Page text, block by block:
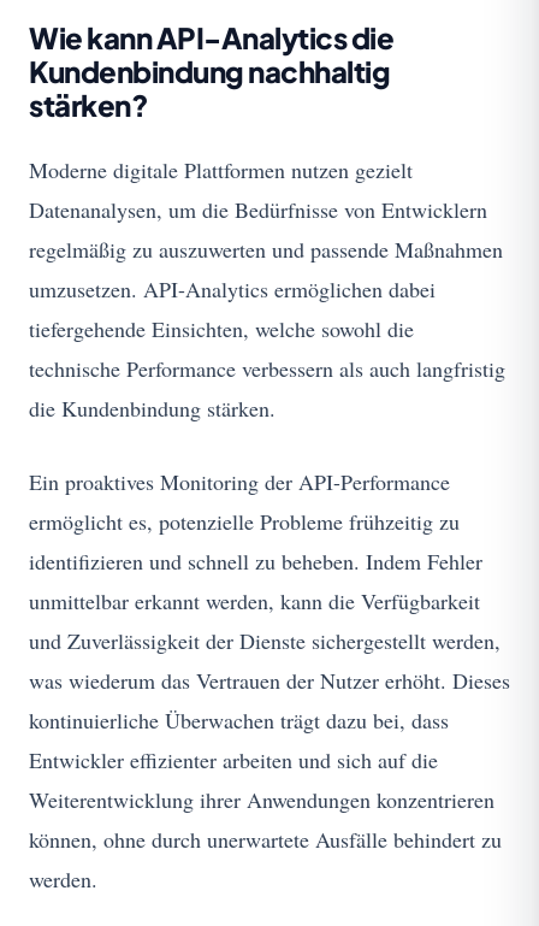
Wie kann API-Analytics die
Kundenbindung nachhaltig
stärken?
Moderne digitale Plattformen nutzen gezielt
Datenanalysen, um die Bedürfnisse von Entwicklern
regelmäßig zu auszuwerten und passende Maßnahmen
umzusetzen. API-Analytics ermöglichen dabei
tiefergehende Einsichten, welche sowohl die
technische Performance verbessern als auch langfristig
die Kundenbindung stärken.
Ein proaktives Monitoring der API-Performance
ermöglicht es, potenzielle Probleme frühzeitig zu
identifizieren und schnell zu beheben. Indem Fehler
unmittelbar erkannt werden, kann die Verfügbarkeit
und Zuverlässigkeit der Dienste sichergestellt werden,
was wiederum das Vertrauen der Nutzer erhöht. Dieses
kontinuierliche Überwachen trägt dazu bei, dass
Entwickler effizienter arbeiten und sich auf die
Weiterentwicklung ihrer Anwendungen konzentrieren
können, ohne durch unerwartete Ausfälle behindert zu
werden.